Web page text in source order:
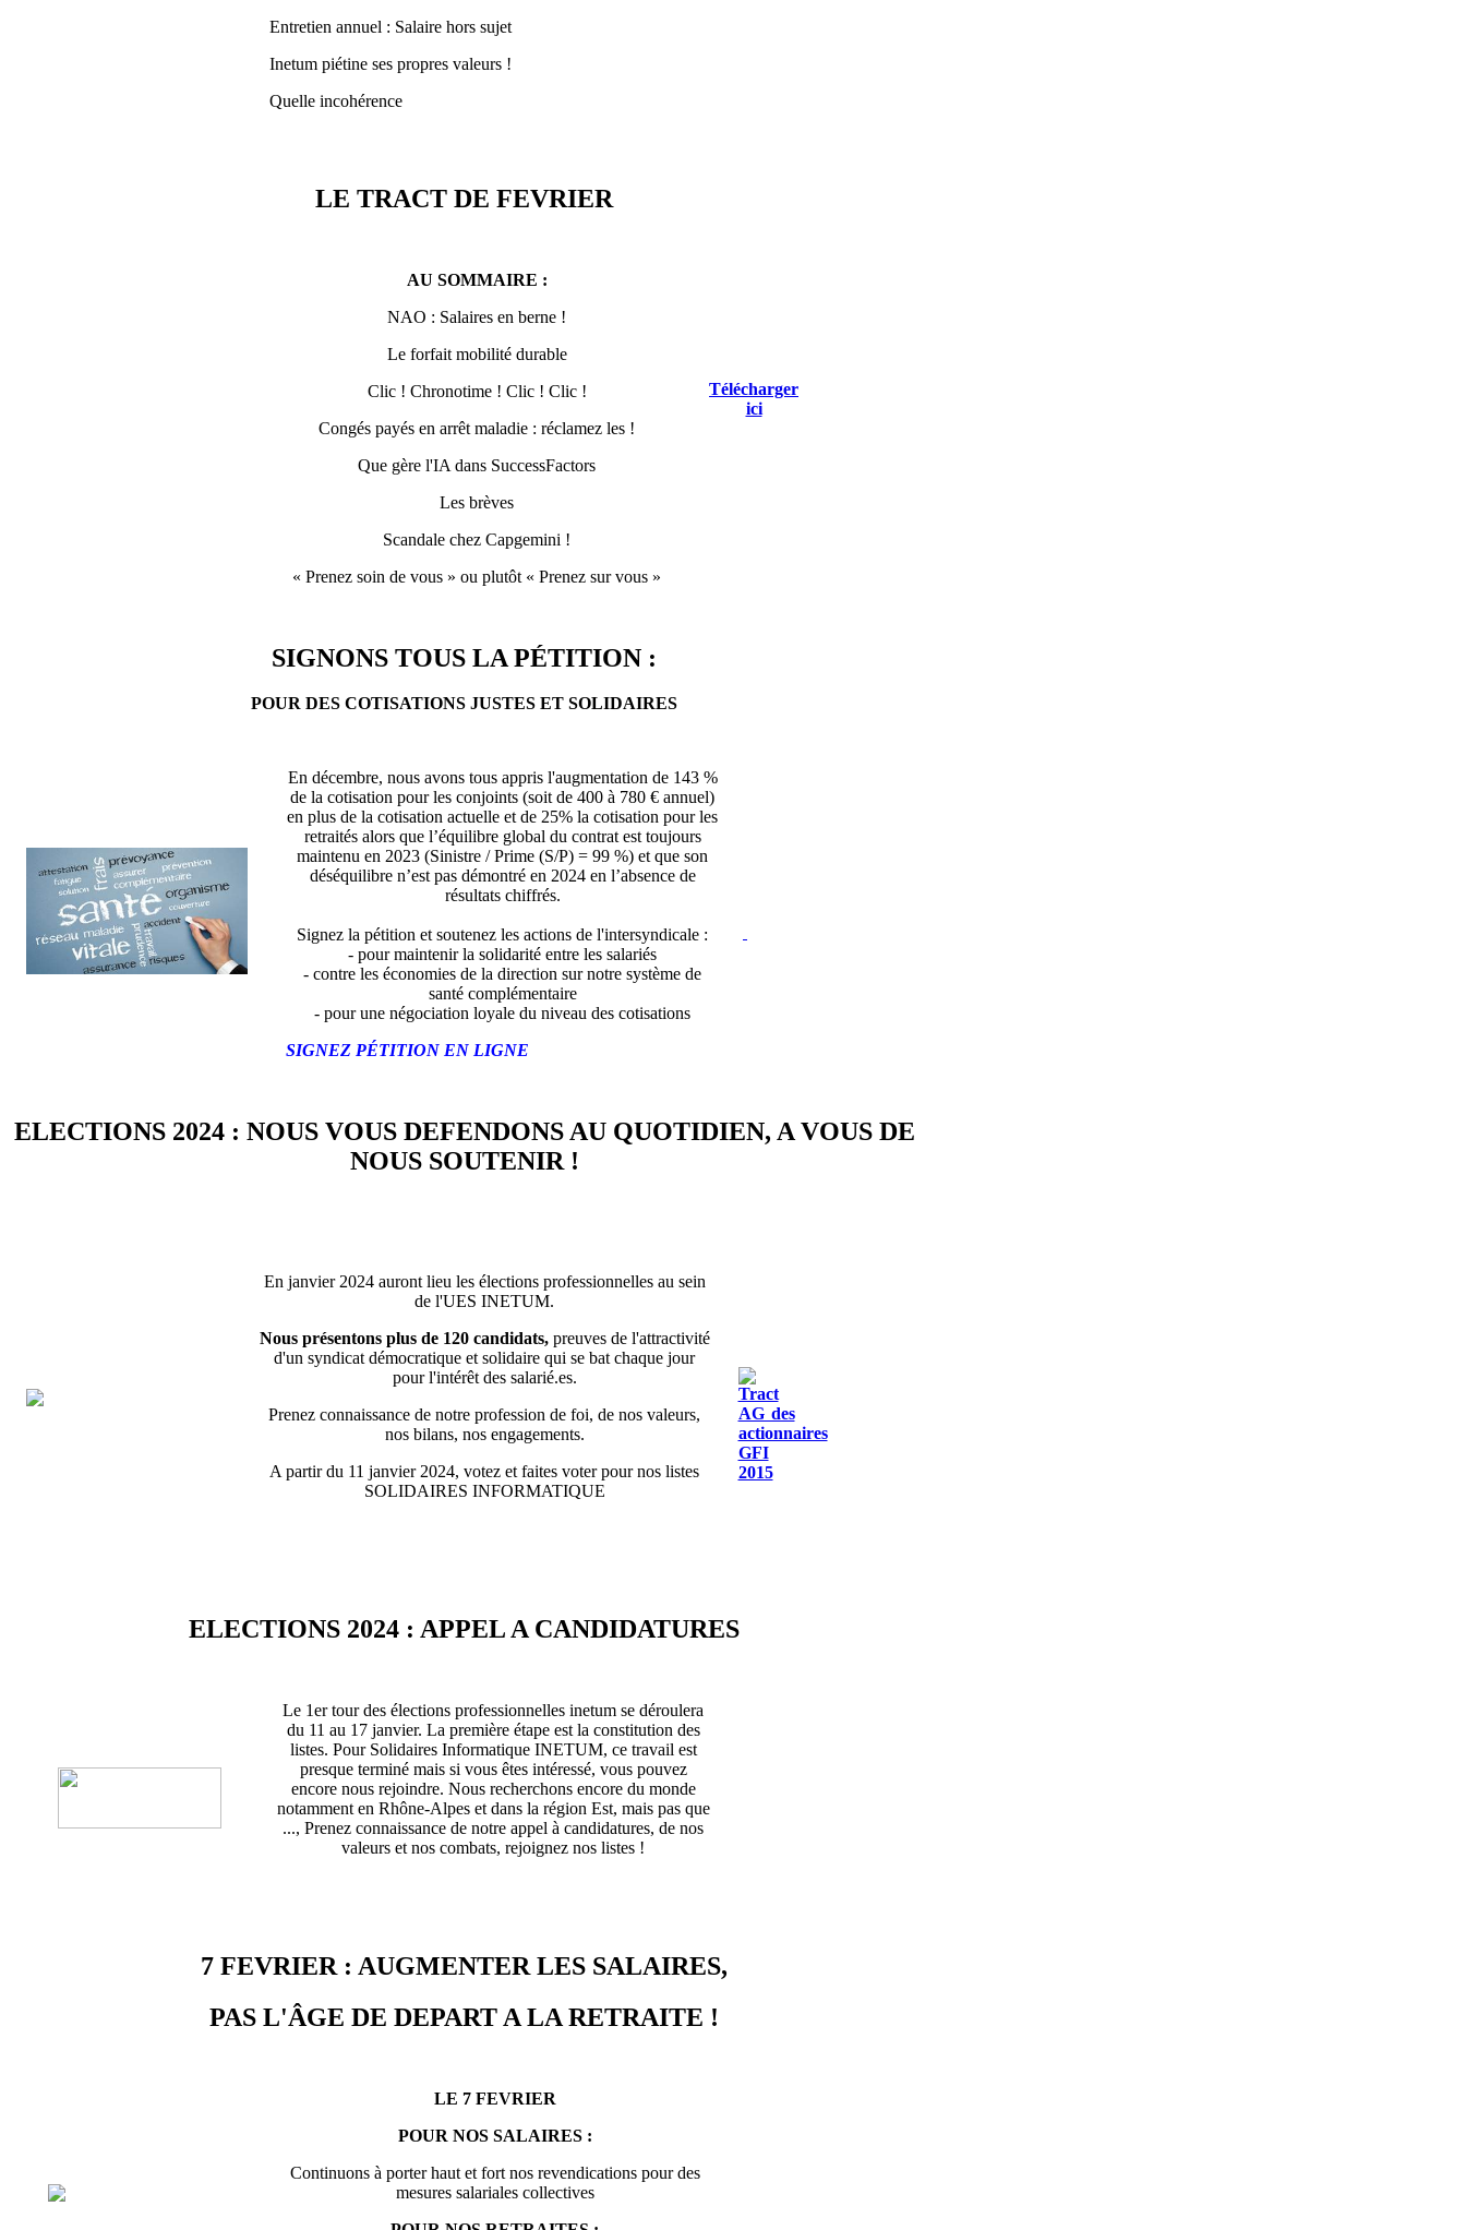
Entretien annuel : Salaire hors sujet
Inetum piétine ses propres valeurs !
Quelle incohérence
LE TRACT DE FEVRIER
AU SOMMAIRE :
NAO : Salaires en berne !
Le forfait mobilité durable
Clic ! Chronotime ! Clic ! Clic !
Congés payés en arrêt maladie : réclamez les !
Que gère l'IA dans SuccessFactors
Les brèves
Scandale chez Capgemini !
« Prenez soin de vous » ou plutôt « Prenez sur vous »
Télécharger
ici
SIGNONS TOUS LA PÉTITION :
POUR DES COTISATIONS JUSTES ET SOLIDAIRES
En décembre, nous avons tous appris l'augmentation de 143 %
de la cotisation pour les conjoints (soit de 400 à 780 € annuel)
en plus de la cotisation actuelle et de 25% la cotisation pour les
retraités alors que l’équilibre global du contrat est toujours
maintenu en 2023 (Sinistre / Prime (S/P) = 99 %) et que son
déséquilibre n’est pas démontré en 2024 en l’absence de
résultats chiffrés.
Signez la pétition et soutenez les actions de l'intersyndicale :
- pour maintenir la solidarité entre les salariés
- contre les économies de la direction sur notre système de
santé complémentaire
- pour une négociation loyale du niveau des cotisations
SIGNEZ PÉTITION EN LIGNE
ELECTIONS 2024 : NOUS VOUS DEFENDONS AU QUOTIDIEN, A VOUS DE
NOUS SOUTENIR !
En janvier 2024 auront lieu les élections professionnelles au sein
de l'UES INETUM.
Nous présentons plus de 120 candidats,preuves de l'attractivité
d'un syndicat démocratique et solidaire qui se bat chaque jour
pour l'intérêt des salarié.es.
Prenez connaissance de notre profession de foi, de nos valeurs,
nos bilans, nos engagements.
A partir du 11 janvier 2024, votez et faites voter pour nos listes
SOLIDAIRES INFORMATIQUE
ELECTIONS 2024 : APPEL A CANDIDATURES
Le 1er tour des élections professionnelles inetum se déroulera
du 11 au 17 janvier. La première étape est la constitution des
listes. Pour Solidaires Informatique INETUM, ce travail est
presque terminé mais si vous êtes intéressé, vous pouvez
encore nous rejoindre. Nous recherchons encore du monde
notamment en Rhône-Alpes et dans la région Est, mais pas que
..., Prenez connaissance de notre appel à candidatures, de nos
valeurs et nos combats, rejoignez nos listes !
7 FEVRIER : AUGMENTER LES SALAIRES,
PAS L'ÂGE DE DEPART A LA RETRAITE !
LE 7 FEVRIER
POUR NOS SALAIRES :
Continuons à porter haut et fort nos revendications pour des
mesures salariales collectives